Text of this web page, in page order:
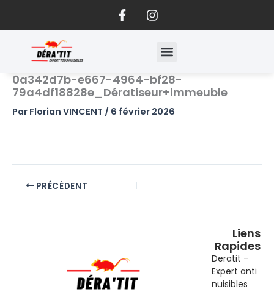
F
a
c
o
k
-
f
I
n
s
r
a
m
0a342d7b-e667-4964-bf28-
79a4df18828e_Dératiseur+immeuble
Par Florian VINCENT / 6 février 2026
PRÉCÉDENT
Liens
Rapides
Deratit –
Expert anti
nuisibles